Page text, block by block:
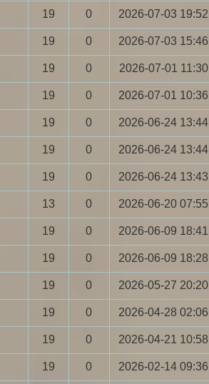
19 0 2026-07-03 19:52
19 0 2026-07-03 15:46
19 0 2026-07-01 11:30
19 0 2026-07-01 10:36
19 0 2026-06-24 13:44
19 0 2026-06-24 13:44
19 0 2026-06-24 13:43
13 0 2026-06-20 07:55
19 0 2026-06-09 18:41
19 0 2026-06-09 18:28
19 0 2026-05-27 20:20
19 0 2026-04-28 02:06
19 0 2026-04-21 10:58
19 0 2026-02-14 09:36